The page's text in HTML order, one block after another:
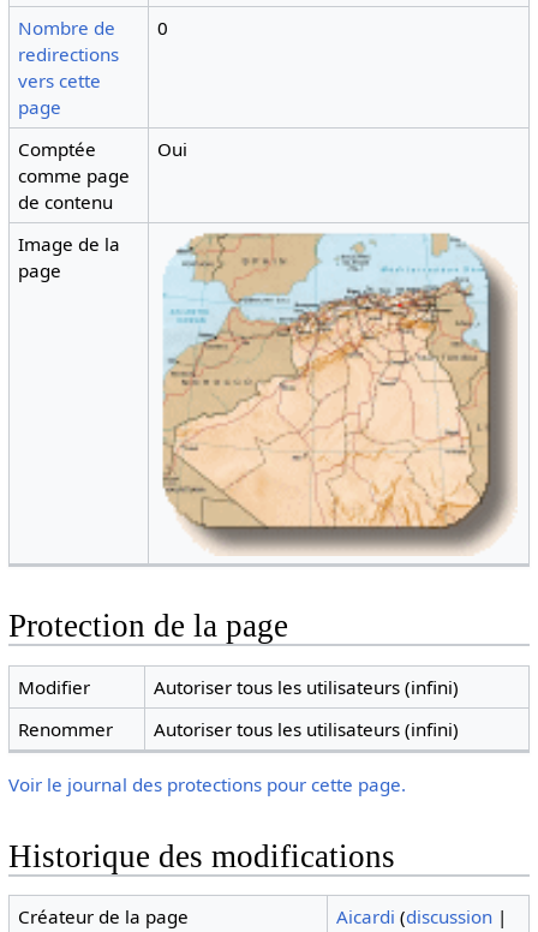
Nombre de
redirections
vers cette
page
0
Comptée
comme page
de contenu
Oui
Image de la
page
Protection de la page
Modifier
Autoriser tous les utilisateurs (infini)
Renommer
Autoriser tous les utilisateurs (infini)
Voir le journal des protections pour cette page.
Historique des modifications
Créateur de la page Aicardi (discussion |